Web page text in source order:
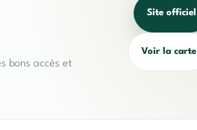
bons accès et
Site officiel
Voir la carte